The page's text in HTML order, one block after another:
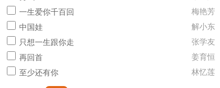
一生爱你千百回
梅艳芳
中国娃
解小东
只想一生跟你走
张学友
再回首
姜育恒
至少还有你
林忆莲